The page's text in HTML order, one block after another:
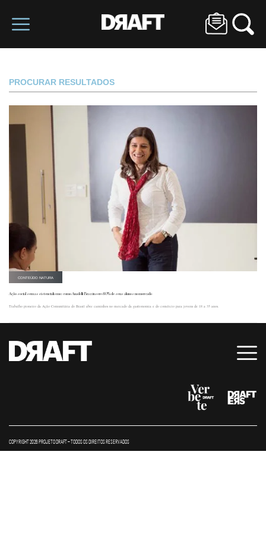
PROCURAR RESULTADOS
CONTEÚDO NATURA
Ação social sem assistencialismo: como Anadelli Braz insere 80% de seus alunos no mercado
Trabalho pioneiro da Ação Comunitária do Brasil abre caminhos no mercado da gastronomia e do comércio para jovens de 18 a 35 anos.
COPYRIGHT 2026 PROJETO DRAFT – TODOS OS DIREITOS RESERVADOS